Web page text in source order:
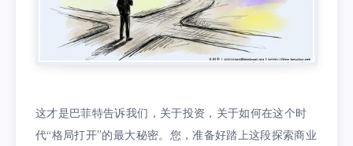
这才是巴菲特告诉我们，关于投资，关于如何在这个时
代“格局打开”的最大秘密。您，准备好踏上这段探索商业